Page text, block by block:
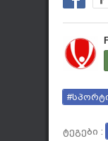
ტეგები :